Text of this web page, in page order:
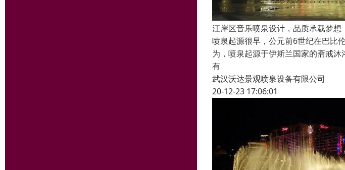
江岸区音乐喷泉设计，品质承载梦想
喷泉起源很早，公元前6世纪在巴比
为，喷泉起源于伊斯兰国家的斋戒
有
武汉沃达景观喷泉设备有限公司
20-12-23 17:06:01